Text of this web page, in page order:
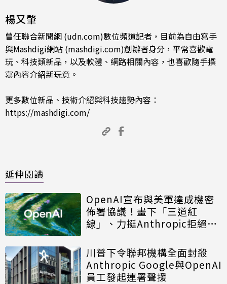
楊又肇
曾任聯合新聞網 (udn.com)數位頻道記者，目前為自由寫手
與Mashdigi網站 (mashdigi.com)創辦者身分，平常喜歡電
玩、科技類新品，以及軟體、網路相關內容，也喜歡隨手撰
寫內容介紹新玩意。
更多數位新品、技術介紹與科技趨勢內容：
https://mashdigi.com/
延伸閱讀
OpenAI宣布與美軍達成機密
佈署協議！畫下「三道紅
線」、力挺Anthropic拒絕供
川普下令聯邦機構全面封殺
Anthropic Google與OpenAI
員工發起連署聲援